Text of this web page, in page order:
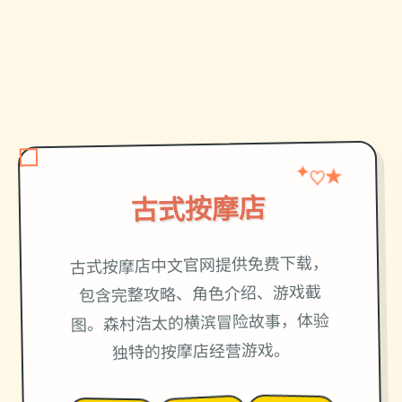
古式按摩店
✦♡★
古式按摩店中文官网提供免费下载，
包含完整攻略、角色介绍、游戏截
图。森村浩太的横滨冒险故事，体验
独特的按摩店经营游戏。